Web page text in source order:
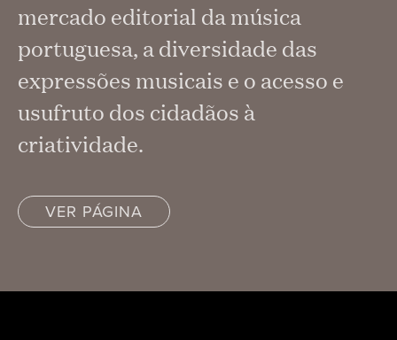
mercado editorial da música
portuguesa, a diversidade das
expressões musicais e o acesso e
usufruto dos cidadãos à
criatividade.
VER PÁGINA